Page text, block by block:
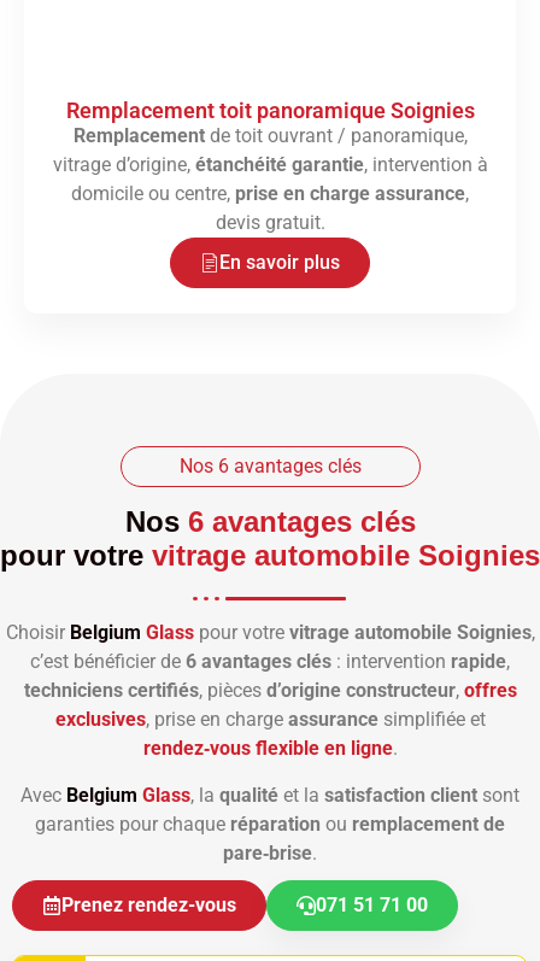
Remplacement toit panoramique Soignies
Remplacementde toit ouvrant / panoramique,
vitrage d’origine, étanchéité garantie, intervention à
domicile ou centre, prise en charge assurance,
devis gratuit.
En savoir plus
Nos 6 avantages clés
Nos 6 avantages clés
pour votre vitrage automobile Soignies
Choisir Belgium Glasspour votre vitrage automobile Soignies,
c’est bénéficier de 6 avantages clés : intervention rapide,
techniciens certifiés, pièces d’origine constructeur, offres
exclusives, prise en charge assurancesimplifiée et
rendez‑vous flexible en ligne.
Avec Belgium Glass, la qualité et la satisfaction client sont
garanties pour chaque réparation ou remplacement de
pare‑brise.
Prenez rendez-vous 071 51 71 00